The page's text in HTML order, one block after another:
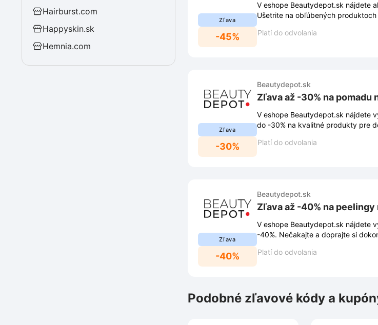
Hairburst.com
Happyskin.sk
Hemnia.com
Zľava
-45%
V eshope Beautydepot.sk nájdete
Ušetrite na obľúbených
Platí do odvolania
Zľava
-30%
Beautydepot.sk
Zľava až -30% na pomadu
V eshope Beautydepot.sk nájdete
do -30% na kvalitné produkty pre
Platí do odvolania
Zľava
-40%
Beautydepot.sk
Zľava až -40% na
V eshope Beautydepot.sk nájdete
-40%. Nečakajte a doprajte si
Platí do odvolania
Podobné zľavové kódy a